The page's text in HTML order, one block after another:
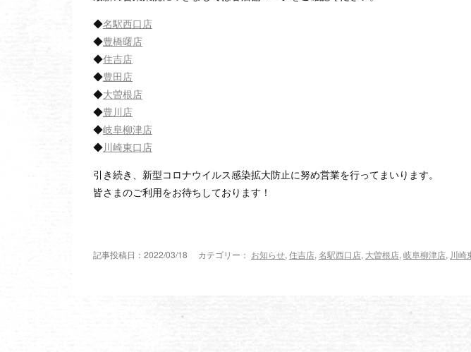
◆名駅西口店
◆豊橋曙店
◆住吉店
◆豊田店
◆大曽根店
◆豊川店
◆岐阜柳津店
◆川崎東口店
引き続き、新型コロナウイルス感染拡大防止に努め営業を行ってまいります。
皆さまのご利用をお待ちしております！
記事投稿日：2022/03/18 カテゴリー： お知らせ, 住吉店, 名駅西口店, 大曽根店, 岐阜柳津店, 川崎